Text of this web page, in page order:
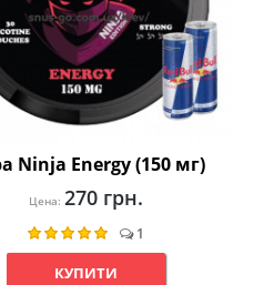
Ninja Energy (150 мг)
Цена:270 грн.
1
КУПИТИ